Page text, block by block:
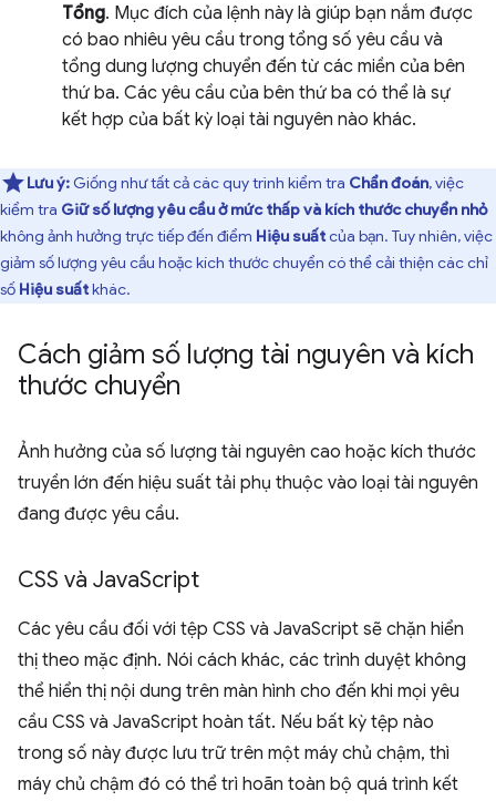
Tổng. Mục đích của lệnh này là giúp bạn nắm được
có bao nhiêu yêu cầu trong tổng số yêu cầu và
tổng dung lượng chuyển đến từ các miền của bên
thứ ba. Các yêu cầu của bên thứ ba có thể là sự
kết hợp của bất kỳ loại tài nguyên nào khác.
Lưu ý: Giống như tất cả các quy trình kiểm tra Chẩn đoán, việc
kiểm tra Giữ số lượng yêu cầu ở mức thấp và kích thước chuyển nhỏ
không ảnh hưởng trực tiếp đến điểm Hiệu suấtcủa bạn. Tuy nhiên, việc
giảm số lượng yêu cầu hoặc kích thước chuyển có thể cải thiện các chỉ
số Hiệu suấtkhác.
Cách giảm số lượng tài nguyên và kích
thước chuyển
Ảnh hưởng của số lượng tài nguyên cao hoặc kích thước
truyền lớn đến hiệu suất tải phụ thuộc vào loại tài nguyên
đang được yêu cầu.
CSS và JavaScript
Các yêu cầu đối với tệp CSS và JavaScript sẽ chặn hiển
thị theo mặc định. Nói cách khác, các trình duyệt không
thể hiển thị nội dung trên màn hình cho đến khi mọi yêu
cầu CSS và JavaScript hoàn tất. Nếu bất kỳ tệp nào
trong số này được lưu trữ trên một máy chủ chậm, thì
máy chủ chậm đó có thể trì hoãn toàn bộ quá trình kết